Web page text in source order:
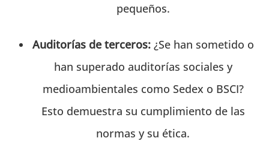
pequeños.
Auditorías de terceros:¿Se han sometido o
han superado auditorías sociales y
medioambientales como Sedex o BSCI?
Esto demuestra su cumplimiento de las
normas y su ética.